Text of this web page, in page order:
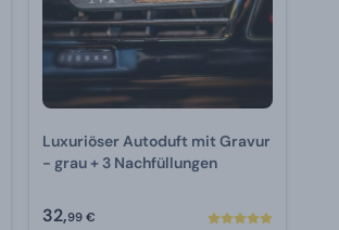
Luxuriöser Autoduft mit Gravur
- grau + 3 Nachfüllungen
32,99 €